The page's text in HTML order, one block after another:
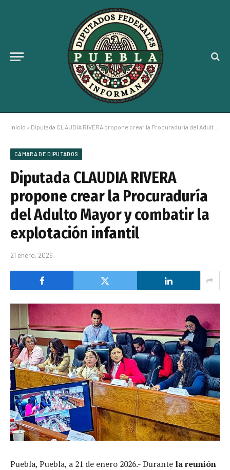
Inicio » Diputada CLAUDIA RIVERA propone crear la Procuraduría del Adulto Mayor y combatir la explotación infantil
CÁMARA DE DIPUTADOS
Diputada CLAUDIA RIVERA
propone crear la Procuraduría
del Adulto Mayor y combatir la
explotación infantil
21 enero, 2026
Puebla, Puebla, a 21 de enero 2026.- Durante la reunión